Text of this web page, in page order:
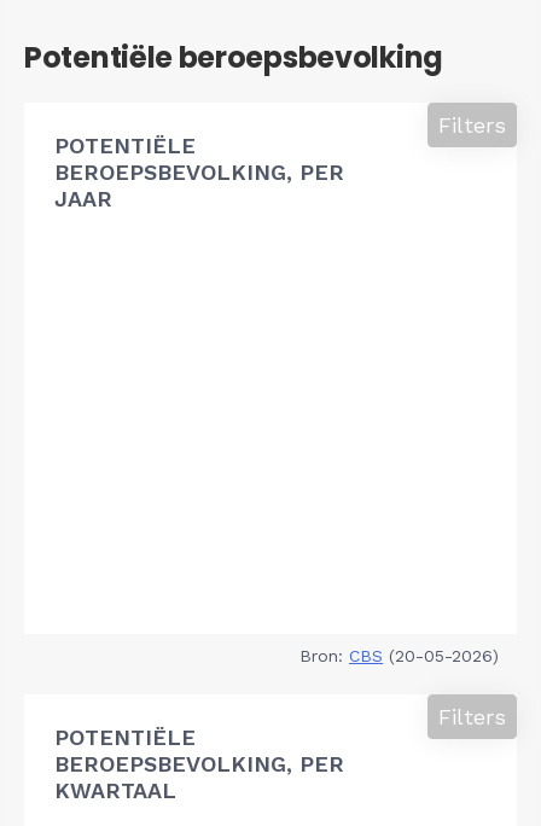
Potentiële beroepsbevolking
POTENTIËLE
BEROEPSBEVOLKING, PER
JAAR
Filters
Bron: CBS (20-05-2026)
POTENTIËLE
BEROEPSBEVOLKING, PER
KWARTAAL
Filters